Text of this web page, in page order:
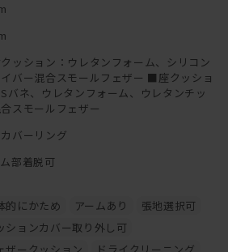
ッション：ウレタンフォーム、シリコン
バー混合スモールフェザー ■座クッショ
バネ、ウレタンフォーム、ウレタンチッ
スモールフェザー
バーリング
部着脱可
的にかため アームあり
張地選択可
ションカバー取り外し可